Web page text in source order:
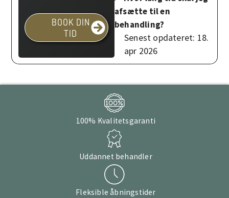
BOOK DIN
TID
afsætte til en
behandling?
Senest opdateret: 18.
apr 2026
100% Kvalitetsgaranti
Uddannet behandler
Fleksible åbningstider